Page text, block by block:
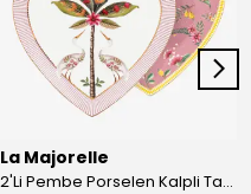
La Majorelle
2'Li Pembe Porselen Kalpli Tabak 21,5 Cm La Majorelle